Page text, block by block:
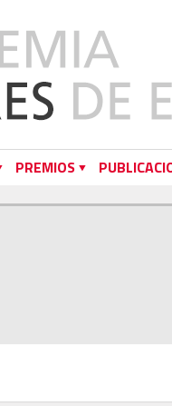
PREMIOS